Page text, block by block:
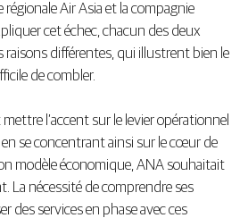
Air Asia et la compagnie
cet échec, chacun des deux
raisons différentes, qui illustrent bien le
de combler.
l’accent sur le levier opérationnel
se concentrant ainsi sur le cœur de
modèle économique, ANA souhaitait
La nécessité de comprendre ses
des services en phase avec ces